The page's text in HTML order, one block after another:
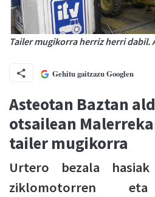
Tailer mugikorra herriz herri dabil.
Gehitu gaitzazu Googlen
Asteotan Baztan
otsailean
tailer mugikorra
Urtero bezala
ziklomotorren eta